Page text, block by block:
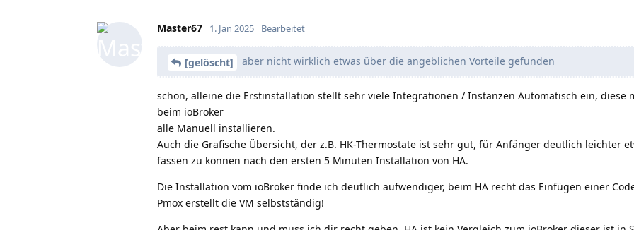
Master67 1. Jan 2025 Bearbeitet
[gelöscht] aber nicht wirklich etwas über die angeblichen Vorteile gefunden
schon, alleine die Erstinstallation stellt sehr viele Integrationen / Instanzen Automatisch ein, diese
beim ioBroker
alle Manuell installieren.
Auch die Grafische Übersicht, der z.B. HK-Thermostate ist sehr gut, für Anfänger deutlich leichter
fassen zu können nach den ersten 5 Minuten Installation von HA.
Die Installation vom ioBroker finde ich deutlich aufwendiger, beim HA recht das Einfügen einer
Pmox erstellt die VM selbstständig!